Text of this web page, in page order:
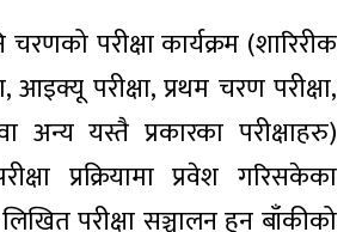
परीक्षा कार्यक्रम (शारिरीक
आइक्यू परीक्षा, प्रथम चरण परीक्षा,
अन्य यस्तै प्रकारका परीक्षाहरु)
प्रक्रियामा प्रवेश गरिसकेका
परीक्षा सञ्चालन हुन बाँकीको